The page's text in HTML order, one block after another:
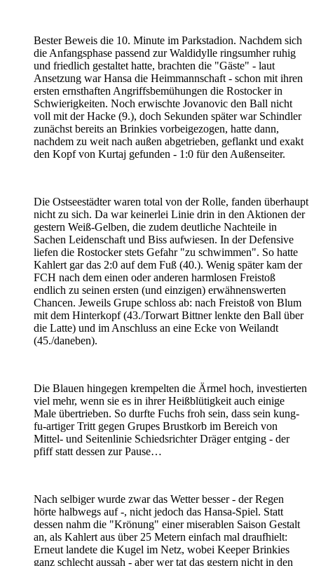
Bester Beweis die 10. Minute im Parkstadion. Nachdem sich
die Anfangsphase passend zur Waldidylle ringsumher ruhig
und friedlich gestaltet hatte, brachten die "Gäste" - laut
Ansetzung war Hansa die Heimmannschaft - schon mit ihren
ersten ernsthaften Angriffsbemühungen die Rostocker in
Schwierigkeiten. Noch erwischte Jovanovic den Ball nicht
voll mit der Hacke (9.), doch Sekunden später war Schindler
zunächst bereits an Brinkies vorbeigezogen, hatte dann,
nachdem zu weit nach außen abgetrieben, geflankt und exakt
den Kopf von Kurtaj gefunden - 1:0 für den Außenseiter.
Die Ostseestädter waren total von der Rolle, fanden überhaupt
nicht zu sich. Da war keinerlei Linie drin in den Aktionen der
gestern Weiß-Gelben, die zudem deutliche Nachteile in
Sachen Leidenschaft und Biss aufwiesen. In der Defensive
liefen die Rostocker stets Gefahr "zu schwimmen". So hatte
Kahlert gar das 2:0 auf dem Fuß (40.). Wenig später kam der
FCH nach dem einen oder anderen harmlosen Freistoß
endlich zu seinen ersten (und einzigen) erwähnenswerten
Chancen. Jeweils Grupe schloss ab: nach Freistoß von Blum
mit dem Hinterkopf (43./Torwart Bittner lenkte den Ball über
die Latte) und im Anschluss an eine Ecke von Weilandt
(45./daneben).
Die Blauen hingegen krempelten die Ärmel hoch, investierten
viel mehr, wenn sie es in ihrer Heißblütigkeit auch einige
Male übertrieben. So durfte Fuchs froh sein, dass sein kung-
fu-artiger Tritt gegen Grupes Brustkorb im Bereich von
Mittel- und Seitenlinie Schiedsrichter Dräger entging - der
pfiff statt dessen zur Pause…
Nach selbiger wurde zwar das Wetter besser - der Regen
hörte halbwegs auf -, nicht jedoch das Hansa-Spiel. Statt
dessen nahm die "Krönung" einer miserablen Saison Gestalt
an, als Kahlert aus über 25 Metern einfach mal draufhielt:
Erneut landete die Kugel im Netz, wobei Keeper Brinkies
ganz schlecht aussah - aber wer tat das gestern nicht in den